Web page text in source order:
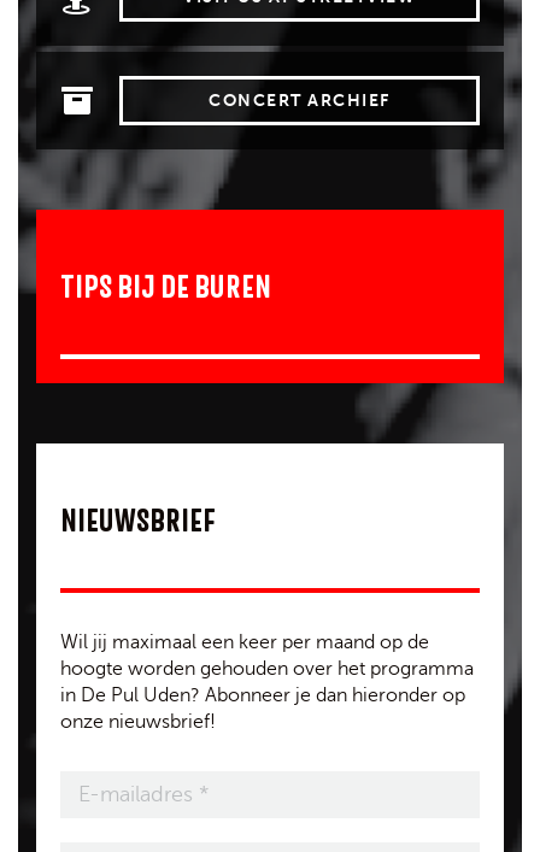
CONCERT ARCHIEF
TIPS BIJ DE BUREN
NIEUWSBRIEF
Wil jij maximaal een keer per maand op de
hoogte worden gehouden over het programma
in De Pul Uden? Abonneer je dan hieronder op
onze nieuwsbrief!